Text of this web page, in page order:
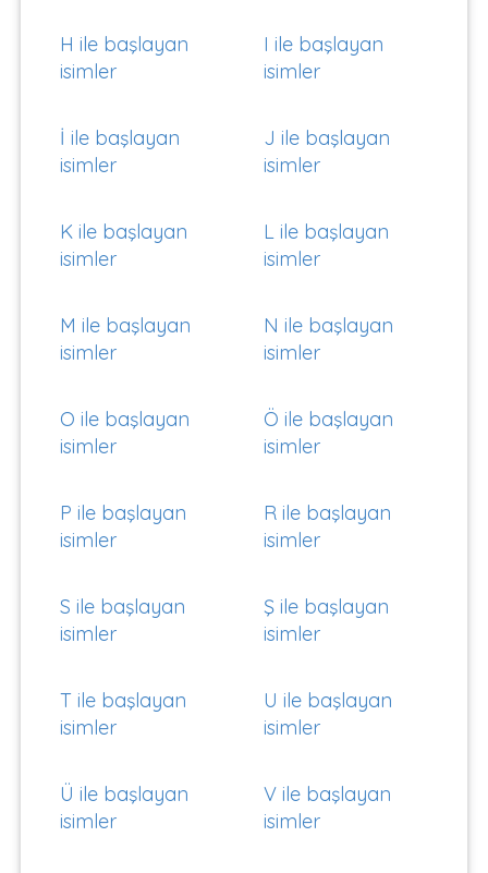
H ile başlayan
isimler
I ile başlayan
isimler
İ ile başlayan
isimler
J ile başlayan
isimler
K ile başlayan
isimler
L ile başlayan
isimler
M ile başlayan
isimler
N ile başlayan
isimler
O ile başlayan
isimler
Ö ile başlayan
isimler
P ile başlayan
isimler
R ile başlayan
isimler
S ile başlayan
isimler
Ş ile başlayan
isimler
T ile başlayan
isimler
U ile başlayan
isimler
Ü ile başlayan
isimler
V ile başlayan
isimler